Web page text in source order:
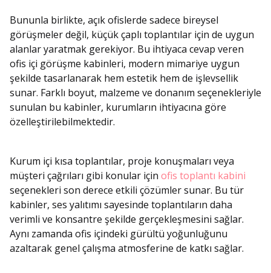
Bununla birlikte, açık ofislerde sadece bireysel
görüşmeler değil, küçük çaplı toplantılar için de uygun
alanlar yaratmak gerekiyor. Bu ihtiyaca cevap veren
ofis içi görüşme kabinleri, modern mimariye uygun
şekilde tasarlanarak hem estetik hem de işlevsellik
sunar. Farklı boyut, malzeme ve donanım seçenekleriyle
sunulan bu kabinler, kurumların ihtiyacına göre
özelleştirilebilmektedir.
Kurum içi kısa toplantılar, proje konuşmaları veya
müşteri çağrıları gibi konular için ofis toplantı kabini
seçenekleri son derece etkili çözümler sunar. Bu tür
kabinler, ses yalıtımı sayesinde toplantıların daha
verimli ve konsantre şekilde gerçekleşmesini sağlar.
Aynı zamanda ofis içindeki gürültü yoğunluğunu
azaltarak genel çalışma atmosferine de katkı sağlar.